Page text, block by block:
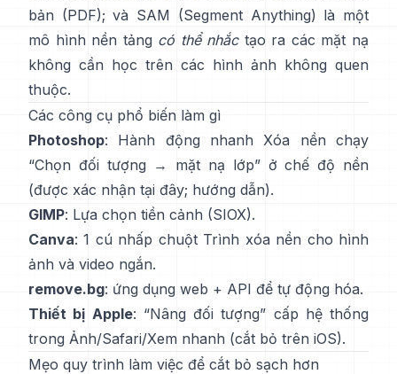
bản (PDF); và SAM (Segment Anything) là một
mô hình nền tảng có thể nhắctạo ra các mặt nạ
không cần học trên các hình ảnh không quen
thuộc.
Các công cụ phổ biến làm gì
Photoshop: Hành động nhanhXóa nền chạy
“Chọn đối tượng → mặt nạ lớp” ở chế độ nền
(được xác nhận tại đây; hướng dẫn).
GIMP: Lựa chọn tiền cảnh (SIOX).
Canva: 1 cú nhấp chuột Trình xóa nền cho hình
ảnh và video ngắn.
remove.bg: ứng dụng web + API để tự động hóa.
Thiết bị Apple: “Nâng đối tượng” cấp hệ thống
trong Ảnh/Safari/Xem nhanh (cắt bỏ trên iOS).
Mẹo quy trình làm việc để cắt bỏ sạch hơn